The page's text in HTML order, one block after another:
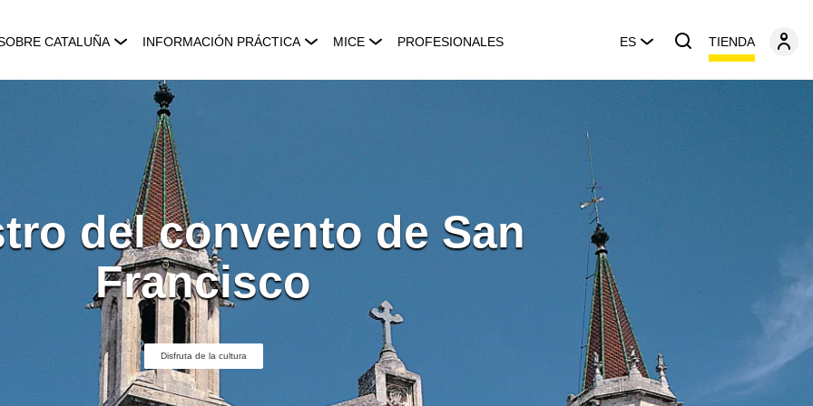
CATALUÑA INFORMACIÓN PRÁCTICA MICE PROFESIONALES ES TIENDA
del convento de San
Francisco
Disfruta de la cultura